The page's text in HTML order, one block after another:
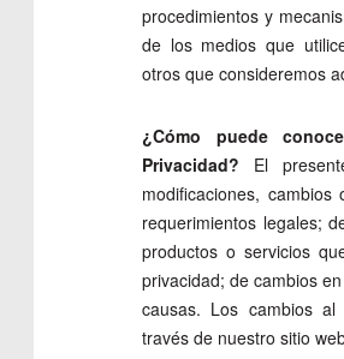
procedimientos y
de los medios que
otros que consideremos
¿Cómo puede
Privacidad? El
modificaciones,
requerimientos legales;
productos o servicios
privacidad; de cambios
causas. Los cambios
través de nuestro sitio